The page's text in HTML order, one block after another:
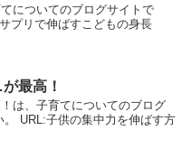
についてのブログサイトで
プリで伸ばすこどもの身長
最高！
は、子育てについてのブログ
URL:子供の集中力を伸ばす方